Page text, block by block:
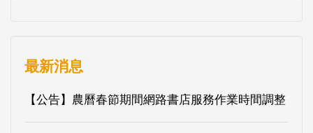
最新消息
【公告】農曆春節期間網路書店服務作業時間調整